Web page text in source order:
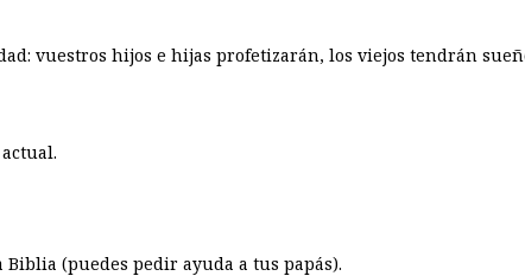
vuestros hijos e hijas profetizarán, los viejos tendrán
(puedes pedir ayuda a tus papás).